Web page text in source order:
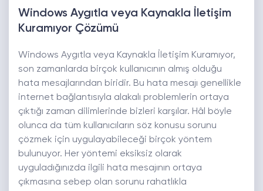
Windows Aygıtla veya Kaynakla İletişim
Kuramıyor Çözümü
Windows Aygıtla veya Kaynakla İletişim Kuramıyor,
son zamanlarda birçok kullanıcının almış olduğu
hata mesajlarından biridir. Bu hata mesajı genellikle
internet bağlantısıyla alakalı problemlerin ortaya
çıktığı zaman dilimlerinde bizleri karşılar. Hâl böyle
olunca da tüm kullanıcıların söz konusu sorunu
çözmek için uygulayabileceği birçok yöntem
bulunuyor. Her yöntemi eksiksiz olarak
uyguladığınızda ilgili hata mesajının ortaya
çıkmasına sebep olan sorunu rahatlıkla